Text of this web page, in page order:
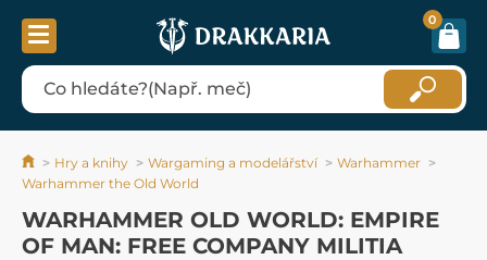
0
Hry a knihy Wargaming a modelářství
Warhammer
Warhammer the Old World
WARHAMMER OLD WORLD: EMPIRE
OF MAN: FREE COMPANY MILITIA